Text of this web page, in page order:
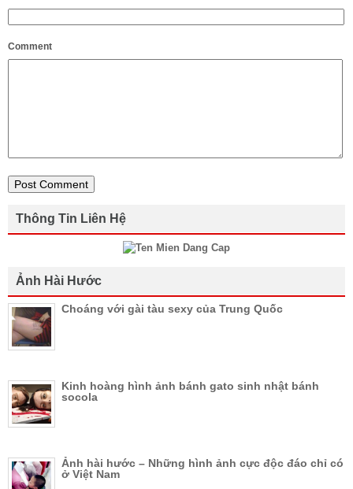
Comment
Thông Tin Liên Hệ
Ảnh Hài Hước
Choáng với gài tàu sexy của Trung Quốc
Kinh hoàng hình ảnh bánh gato sinh nhật bánh
socola
Ảnh hài hước – Những hình ảnh cực độc đáo chỉ có
ở Việt Nam